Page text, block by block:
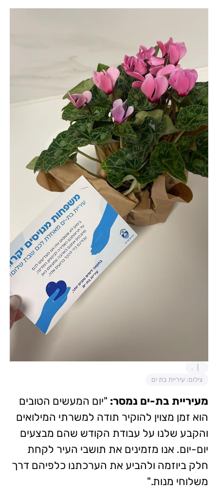
.
צילום: עיריית בת ים
מעיריית בת-ים נמסר: "יום המעשים הטובים
הוא זמן מצוין להוקיר תודה למשרתי המילואים
והקבע שלנו על עבודת הקודש שהם מבצעים
יום-יום. אנו מזמינים את תושבי העיר לקחת
חלק ביוזמה ולהביע את הערכתנו כלפיהם דרך
משלוחי מנות."